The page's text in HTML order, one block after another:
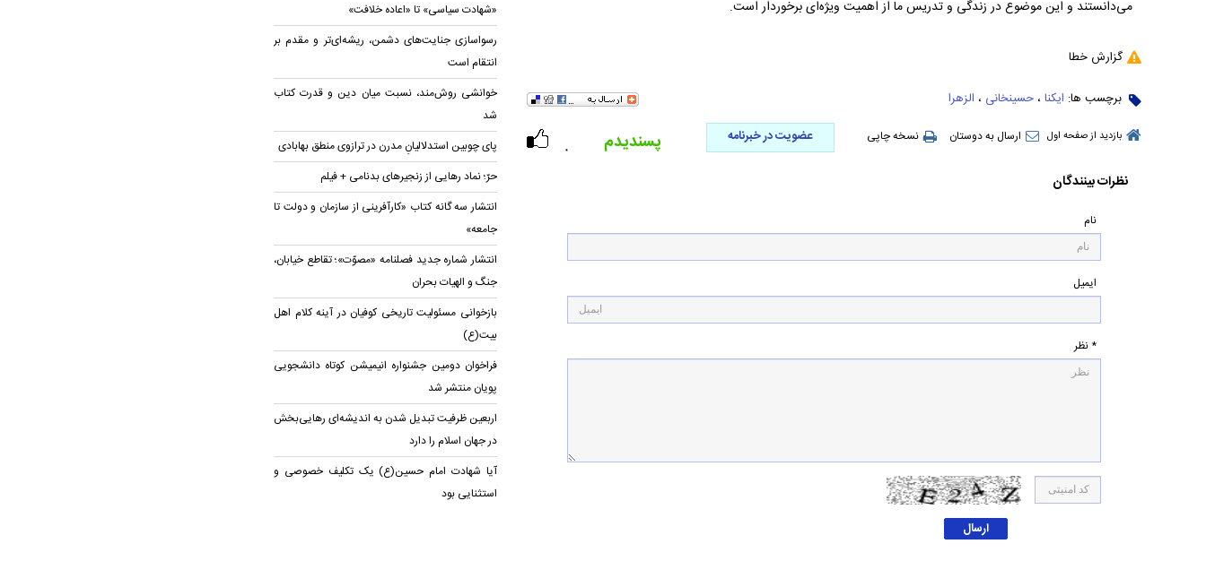
می‌دانستند و این موضوع در زندگی و تدریس ما از اهمیت ویژه‌ای برخوردار است.
گزارش خطا
برچسب ها: ایکنا ، حسینخانی ، الزهرا
بازدید از صفحه اول ارسال به دوستان نسخه چاپی عضویت در خبرنامه
۰ پسندیدم
نظرات بینندگان
نام
ایمیل
* نظر
«شهادت سیاسی» تا «اعاده خلافت»
رسواسازی جنایت‌های دشمن، ریشه‌ای‌تر و مقدم بر
انتقام است
خوانشی روش‌مند، نسبت میان دین و قدرت کتاب
شد
پای چوبین استدلالیانِ مدرن در ترازوی منطق بهابادی
حرّ؛ نماد رهایی از زنجیرهای بدنامی + فیلم
انتشار سه گانه کتاب «کارآفرینی از سازمان و دولت تا
جامعه»
انتشار شماره جدید فصلنامه «مصوّت»؛ تقاطع خیابان،
جنگ و الهیات بحران
بازخوانی مسئولیت تاریخی کوفیان در آینه کلام اهل
بیت(ع)
فراخوان دومین جشنواره انیمیشن کوتاه دانشجویی
پویان منتشر شد
اربعین ظرفیت تبدیل شدن به اندیشه‌ای رهایی‌بخش
در جهان اسلام را دارد
آیا شهادت امام حسین(ع) یک تکلیف خصوصی و
استثنایی بود